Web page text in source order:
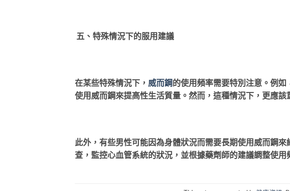
五、特殊情況下的服用建議
在某些特殊情況下， 威而鋼的使用頻率需要特別注意。例
使用威而鋼來提高性生活質量。然而，這種情況下，更應
此外，有些男性可能因為身體狀況而需要長期使用威而鋼
查，監控心血管系統的狀況，並根據藥劑師的建議調整使用